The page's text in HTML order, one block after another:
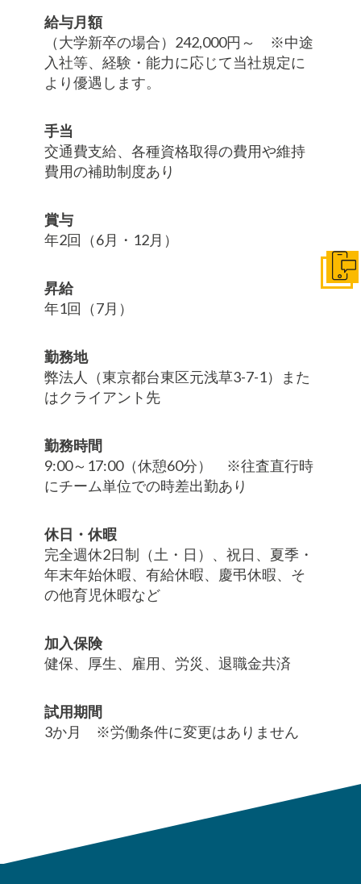
給与月額
（大学新卒の場合）242,000円～ ※中途
入社等、経験・能力に応じて当社規定に
より優遇します。
手当
交通費支給、各種資格取得の費用や維持
費用の補助制度あり
賞与
年2回（6月・12月）
昇給
年1回（7月）
勤務地
弊法人（東京都台東区元浅草3-7-1）また
はクライアント先
勤務時間
9:00～17:00（休憩60分） ※往査直行時
にチーム単位での時差出勤あり
休日・休暇
完全週休2日制（土・日）、祝日、夏季・
年末年始休暇、有給休暇、慶弔休暇、そ
の他育児休暇など
加入保険
健保、厚生、雇用、労災、退職金共済
試用期間
3か月 ※労働条件に変更はありません
お問